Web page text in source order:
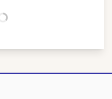
Chargement...